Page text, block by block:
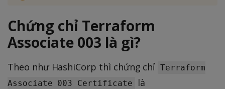
Chứng chỉ Terraform
Associate 003 là gì?
Theo như HashiCorp thì chứng chỉ Terraform
Associate 003 Certificate
là